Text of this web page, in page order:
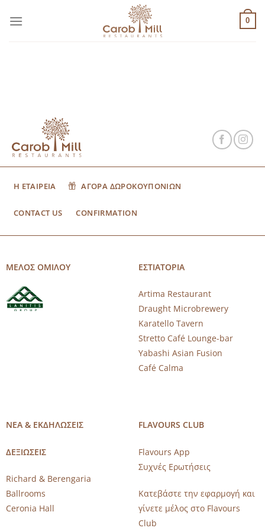
στο
0
Η ΕΤΑΙΡΕΙΑ ΑΓΟΡΑ ΔΩΡΟΚΟΥΠΟΝΙΩΝ
CONTACT US CONFIRMATION
ΜΕΛΟΣ ΟΜΙΛΟΥ ΕΣΤΙΑΤΟΡΙΑ
Artima Restaurant
Draught Microbrewery
Karatello Tavern
Stretto Café Lounge-bar
Yabashi Asian Fusion
Café Calma
ΝΕΑ & ΕΚΔΗΛΩΣΕΙΣ
ΔΕΞΙΩΣΕΙΣ
Richard & Berengaria
Ballrooms
Ceronia Hall
FLAVOURS CLUB
Flavours App
Συχνές Ερωτήσεις
Κατεβάστε την εφαρμογή και
γίνετε μέλος στο Flavours
Club